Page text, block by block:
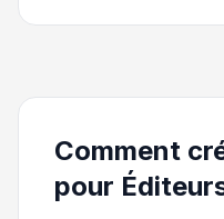
Comment
pour